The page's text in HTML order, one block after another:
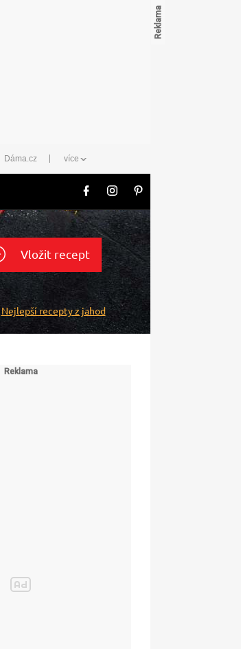
Dáma.cz více
Vložit recept
Nejlepší recepty z jahod